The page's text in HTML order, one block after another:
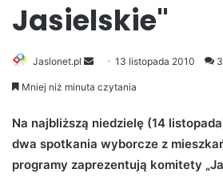
Jasielskie"
Jaslonet.pl
d
a
13 listopada 2010
Mniej niż minuta czytania
Na najbliższą niedzielę (14
dwa spotkania wyborcze z
programy zaprezentują komitety